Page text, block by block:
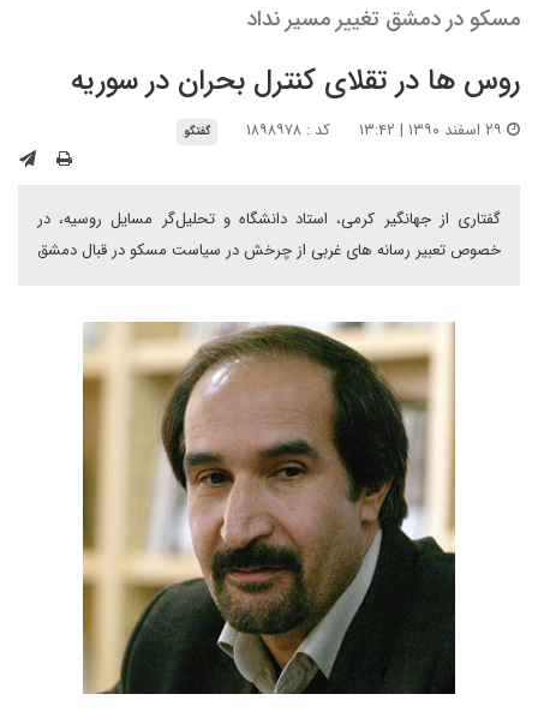
مسکو در دمشق تغییر مسیر نداد
روس ها در تقلای کنترل بحران در سوریه
کد : ۱۸۹۸۹۷۸ گفتگو
گفتاری از جهانگیر کرمی، استاد دانشگاه و تحلیل‌گر مسایل روسیه، در
خصوص تعبیر رسانه های غربی از چرخش در سیاست مسکو در قبال دمشق